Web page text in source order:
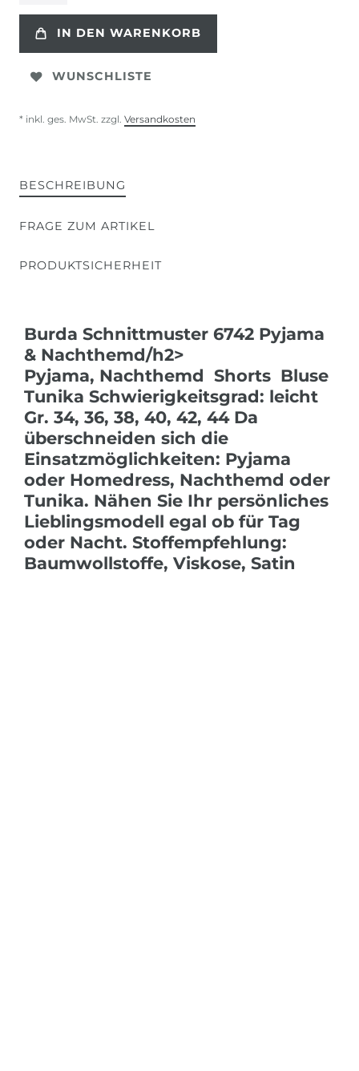
IN DEN WARENKORB
WUNSCHLISTE
* inkl. ges. MwSt. zzgl. Versandkosten
BESCHREIBUNG
FRAGE ZUM ARTIKEL
PRODUKTSICHERHEIT
Burda Schnittmuster 6742 Pyjama
& Nachthemd/h2>
Pyjama, Nachthemd  Shorts  Bluse 
Tunika Schwierigkeitsgrad: leicht
Gr. 34, 36, 38, 40, 42, 44 Da
überschneiden sich die
Einsatzmöglichkeiten: Pyjama
oder Homedress, Nachthemd oder
Tunika. Nähen Sie Ihr persönliches
Lieblingsmodell egal ob für Tag
oder Nacht. Stoffempfehlung:
Baumwollstoffe, Viskose, Satin